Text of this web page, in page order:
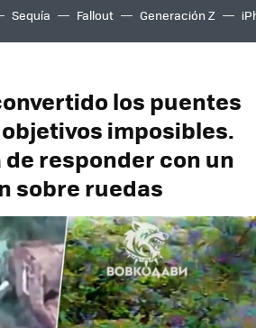
Sequía Fallout Generación Z
los puentes
imposibles.
de responder con un
sobre ruedas